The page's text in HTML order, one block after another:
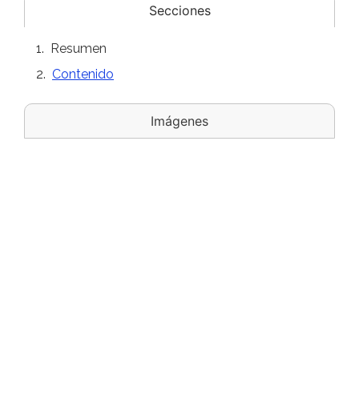
Secciones
Imágenes
Resumen
Contenido